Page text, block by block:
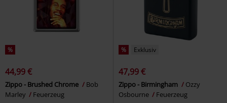
%
44,99 €
Zippo - Brushed Chrome
Bob
Marley
Feuerzeug
% Exklusiv
47,99 €
Zippo - Birmingham
Ozzy
Osbourne
Feuerzeug